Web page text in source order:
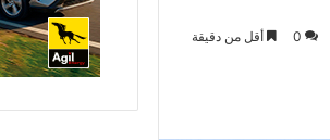
0 أقل من دقيقة